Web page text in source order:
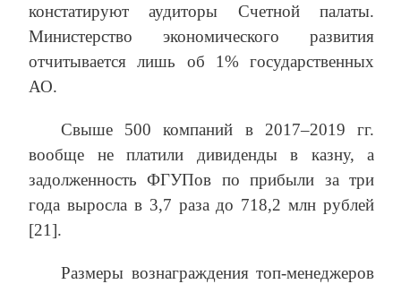
констатируют аудиторы Счетной палаты.
Министерство экономического развития
отчитывается лишь об 1% государственных
АО.
Свыше 500 компаний в 2017–2019 гг.
вообще не платили дивиденды в казну, а
задолженность ФГУПов по прибыли за три
года выросла в 3,7 раза до 718,2 млн рублей
[21].
Размеры вознаграждения топ-менеджеров